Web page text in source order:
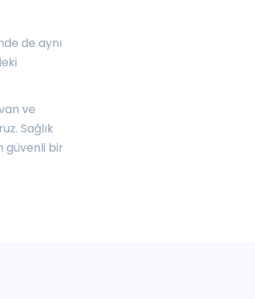
de aynı
ve
Sağlık
güvenli bir